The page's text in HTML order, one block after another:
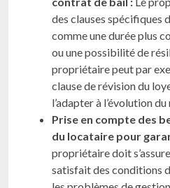
des clauses spécifiques
comme une durée plus
ou une possibilité de
propriétaire peut par
clause de révision du
l’adapter à l’évolution
Prise en compte des
du locataire pour
propriétaire doit
satisfait des conditions